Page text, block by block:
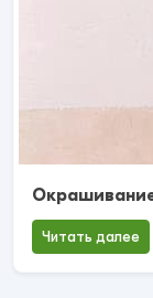
Читать далее